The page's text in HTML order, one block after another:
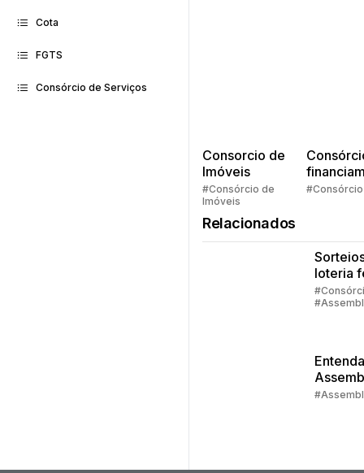
Cota
FGTS
Consórcio de Serviços
Consorcio de
Imóveis
#Consórcio de
Imóveis
Quem
#Consórcio
Relacionados
loteria
quando
do